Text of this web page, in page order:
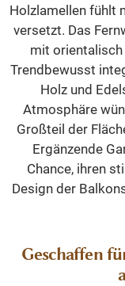
Holzlamellen fühlt
versetzt. Das
mit
Trendbewusst
Holz und
Atmosphäre
Großteil der
Ergänzende
Chance, ihren
Design der
Geschaffen